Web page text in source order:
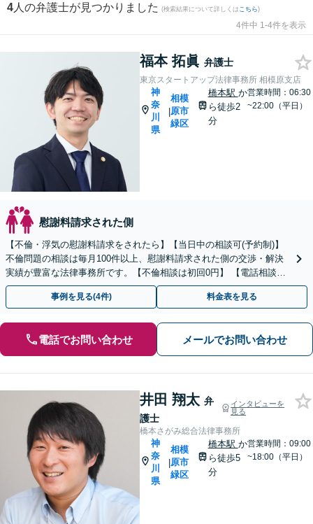
4 人の弁護士が見つかりました (検索結果について詳しくは こちら)
4件中 1-4件を表示
福本 拓眞 弁護士
東京スタートアップ法律事務所 相模原支店
神
奈
川
県
|
相模
原市
緑区
橋本駅 か
ら徒歩2
分
営業時間：06:30
~22:00（平日）
慰謝料請求された側
【不倫・浮気の慰謝料請求をされたら】【当日中の相談可(予約制)】
不倫問題の相談は毎月100件以上、慰謝料請求された側の交渉・解決
実績が豊富な法律事務所です。【不倫相談は初回0円】 【電話相談で
ご契約まで対応可/来所不要】
事例を見る(4件) 料金表を見る
電話でお問い合わせ メールでお問い合わせ
井田 翔太 弁
護士
インタビューを
見る
橋本さがみ総合法律事務所
神
奈
川
県
|
相模
原市
緑区
橋本駅 か
ら徒歩5
分
営業時間：09:00
~18:00（平日）